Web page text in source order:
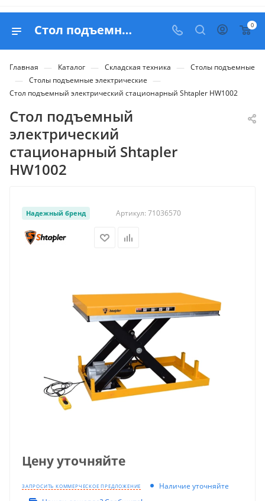
Стол подъемный электрический стационарный Shtapler HW1002 - купить в Belapex 0
Главная — Каталог — Складская техника — Столы подъемные
— Столы подъемные электрические —
Стол подъемный электрический стационарный Shtapler HW1002
Стол подъемный
электрический
стационарный Shtapler
HW1002
Надежный бренд Артикул: 71036570
Цену уточняйте
ЗАПРОСИТЬ КОММЕРЧЕСКОЕ ПРЕДЛОЖЕНИЕ
Наличие уточняйте